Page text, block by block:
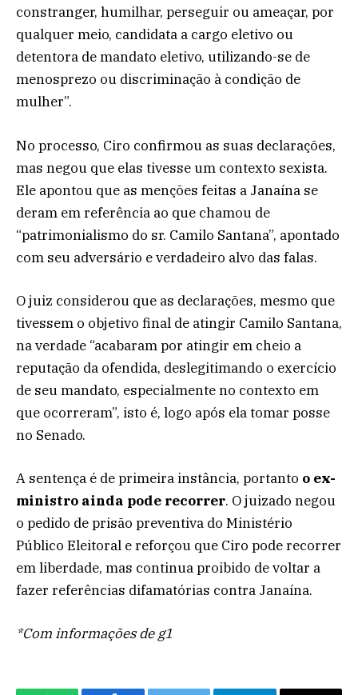
constranger, humilhar, perseguir ou ameaçar, por
qualquer meio, candidata a cargo eletivo ou
detentora de mandato eletivo, utilizando-se de
menosprezo ou discriminação à condição de
mulher”.
No processo, Ciro confirmou as suas declarações,
mas negou que elas tivesse um contexto sexista.
Ele apontou que as menções feitas a Janaína se
deram em referência ao que chamou de
“patrimonialismo do sr. Camilo Santana”, apontado
com seu adversário e verdadeiro alvo das falas.
O juiz considerou que as declarações, mesmo que
tivessem o objetivo final de atingir Camilo Santana,
na verdade “acabaram por atingir em cheio a
reputação da ofendida, deslegitimando o exercício
de seu mandato, especialmente no contexto em
que ocorreram”, isto é, logo após ela tomar posse
no Senado.
A sentença é de primeira instância, portanto o ex-
ministro ainda pode recorrer. O juizado negou
o pedido de prisão preventiva do Ministério
Público Eleitoral e reforçou que Ciro pode recorrer
em liberdade, mas continua proibido de voltar a
fazer referências difamatórias contra Janaína.
*Com informações de g1